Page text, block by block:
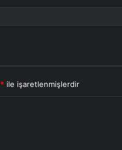
* ile işaretlenmişlerdir